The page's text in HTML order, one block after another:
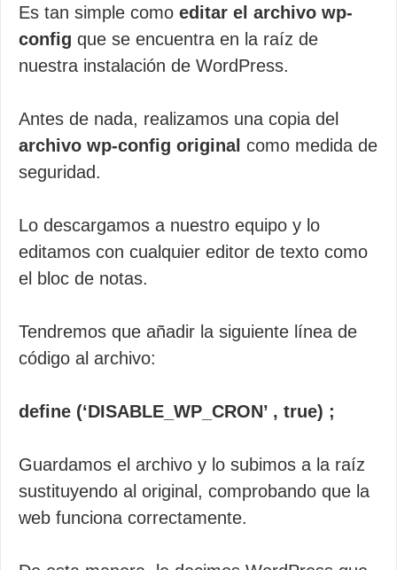
Es tan simple como editar el archivo wp-
config que se encuentra en la raíz de
nuestra instalación de WordPress.
Antes de nada, realizamos una copia del
archivo wp-config original como medida de
seguridad.
Lo descargamos a nuestro equipo y lo
editamos con cualquier editor de texto como
el bloc de notas.
Tendremos que añadir la siguiente línea de
código al archivo:
define (‘DISABLE_WP_CRON’ , true) ;
Guardamos el archivo y lo subimos a la raíz
sustituyendo al original, comprobando que la
web funciona correctamente.